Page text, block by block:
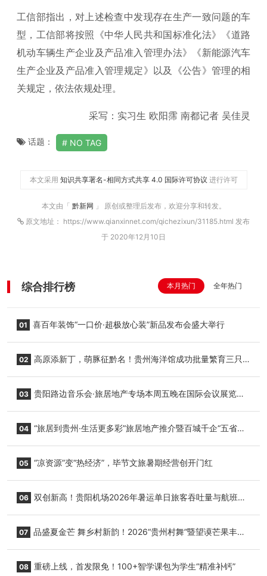
工信部指出，对上述检查中发现存在生产一致问题的车
型，工信部将按照《中华人民共和国标准化法》《道路
机动车辆生产企业及产品准入管理办法》《新能源汽车
生产企业及产品准入管理规定》以及《公告》管理的相
关规定，依法依规处理。
采写：实习生 欧阳霈 南都记者 吴佳灵
话题： NO TAG
本文采用 知识共享署名-相同方式共享 4.0 国际许可协议 进行许可
本文由「 黔新网 」 原创或整理后发布，欢迎分享和转发。
原文地址： https://www.qianxinnet.com/qichezixun/31185.html 发布
于 2020年12月10日
综合排行榜 本月热门 全年热门
01 喜百年装饰“一口价·超极放心装”新品发布会盛大举行
02 高原添新丁，萌豚征黔名！贵州海洋馆成功批量繁育三只
03 贵阳路边音乐会·旅居地产专场本周五晚在国际会议展览中
04 “旅居到贵州·生活更多彩”旅居地产推介暨百城千企“五省
05 “凉资源”变“热经济”，毕节文旅暑期经营创开门红
06 双创新高！贵阳机场2026年暑运单日旅客吞吐量与航班起
07 品盛夏金芒 舞乡村新韵！2026“贵州村舞”暨望谟芒果丰收
08 重磅上线，首发限免！100+智学课包为学生“精准补钙”